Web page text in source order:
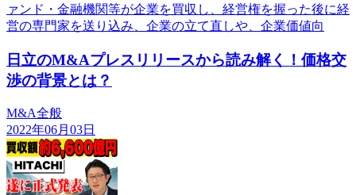
ァンド・金融機関等が企業を買収し、経営権を握った後に経
営の専門家を送り込み、企業の立て直しや、企業価値向
日立のM&Aプレスリリースから読み解く！価格交
渉の背景とは？
M&A全般
2022年06月03日